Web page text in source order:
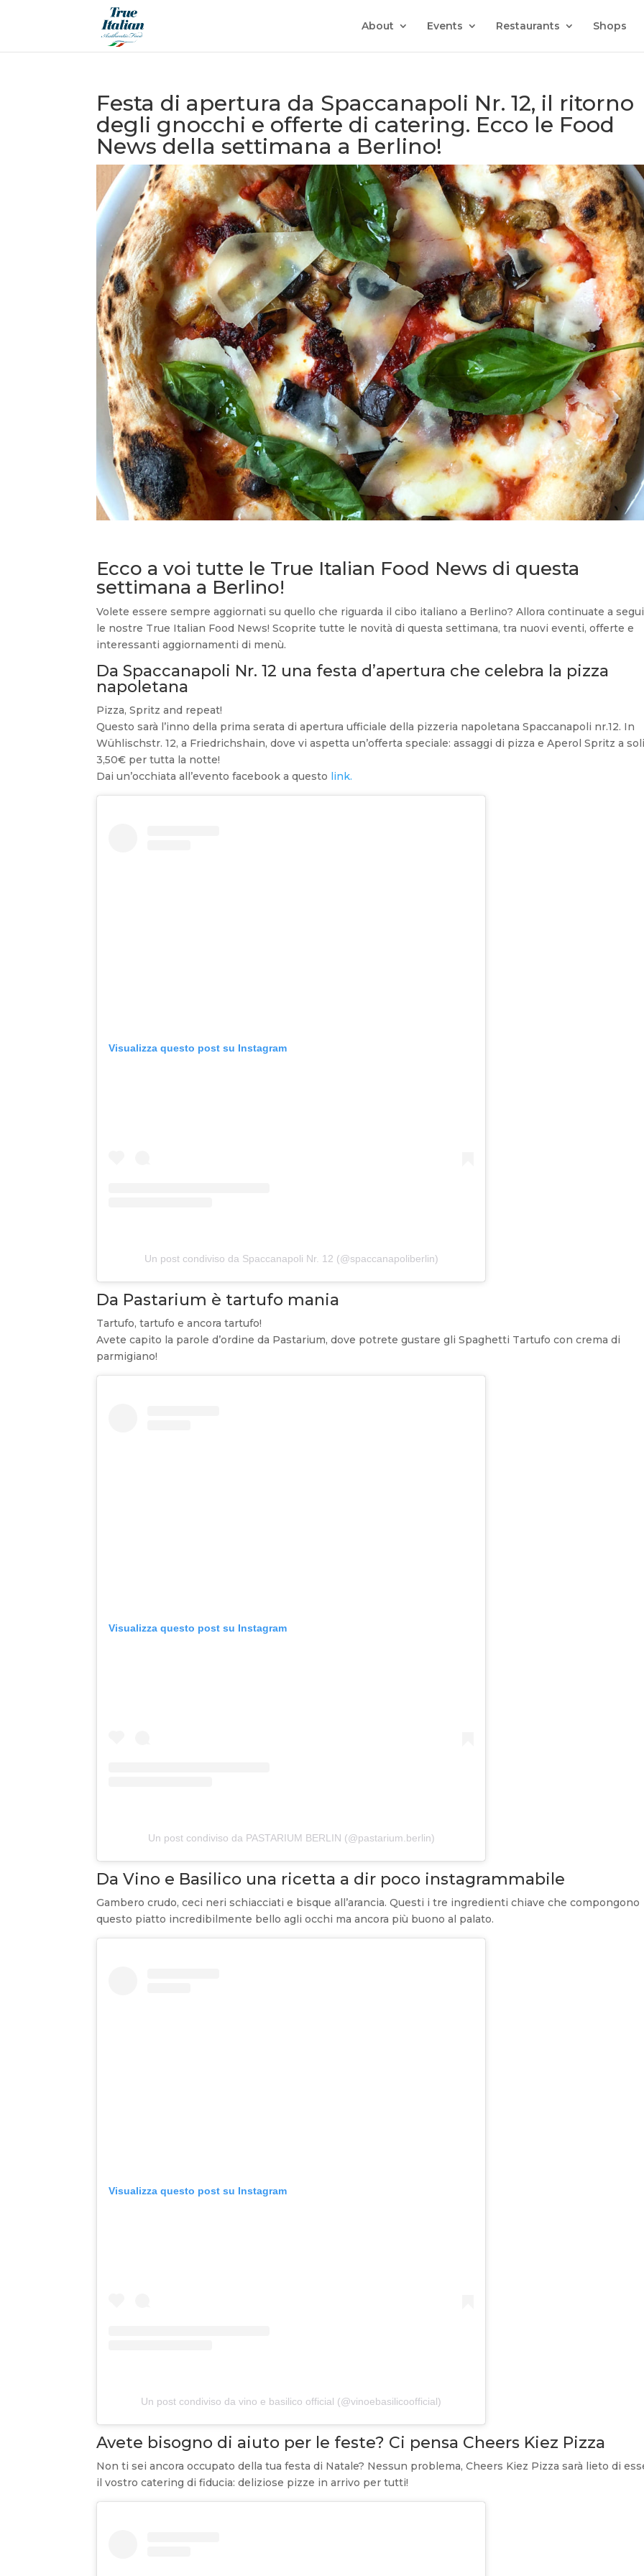
About Events Restaurants Shops
Festa di apertura da Spaccanapoli Nr. 12, il ritorno
degli gnocchi e offerte di catering. Ecco le Food
News della settimana a Berlino!
Ecco a voi tutte le True Italian Food News di questa
settimana a Berlino!
Volete essere sempre aggiornati su quello che riguarda il cibo italiano a Berlino? Allora continuate a
le nostre True Italian Food News! Scoprite tutte le novità di questa settimana, tra nuovi eventi, offerte e
interessanti aggiornamenti di menù.
Da Spaccanapoli Nr. 12 una festa d’apertura che celebra la pizza
napoletana
Pizza, Spritz and repeat!
Questo sarà l’inno della prima serata di apertura ufficiale della pizzeria napoletana Spaccanapoli nr.12. In
Wühlischstr. 12, a Friedrichshain, dove vi aspetta un’offerta speciale: assaggi di pizza e Aperol Spritz a
3,50€ per tutta la notte!
Dai un’occhiata all’evento facebook a questo link.
Visualizza questo post su Instagram
Un post condiviso da Spaccanapoli Nr. 12 (@spaccanapoliberlin)
Da Pastarium è tartufo mania
Tartufo, tartufo e ancora tartufo!
Avete capito la parole d’ordine da Pastarium, dove potrete gustare gli Spaghetti Tartufo con crema di
parmigiano!
Visualizza questo post su Instagram
Un post condiviso da PASTARIUM BERLIN (@pastarium.berlin)
Da Vino e Basilico una ricetta a dir poco instagrammabile
Gambero crudo, ceci neri schiacciati e bisque all’arancia. Questi i tre ingredienti chiave che compongono
questo piatto incredibilmente bello agli occhi ma ancora più buono al palato.
Visualizza questo post su Instagram
Un post condiviso da vino e basilico official (@vinoebasilicoofficial)
Avete bisogno di aiuto per le feste? Ci pensa Cheers Kiez Pizza
Non ti sei ancora occupato della tua festa di Natale? Nessun problema, Cheers Kiez Pizza sarà lieto di
il vostro catering di fiducia: deliziose pizze in arrivo per tutti!